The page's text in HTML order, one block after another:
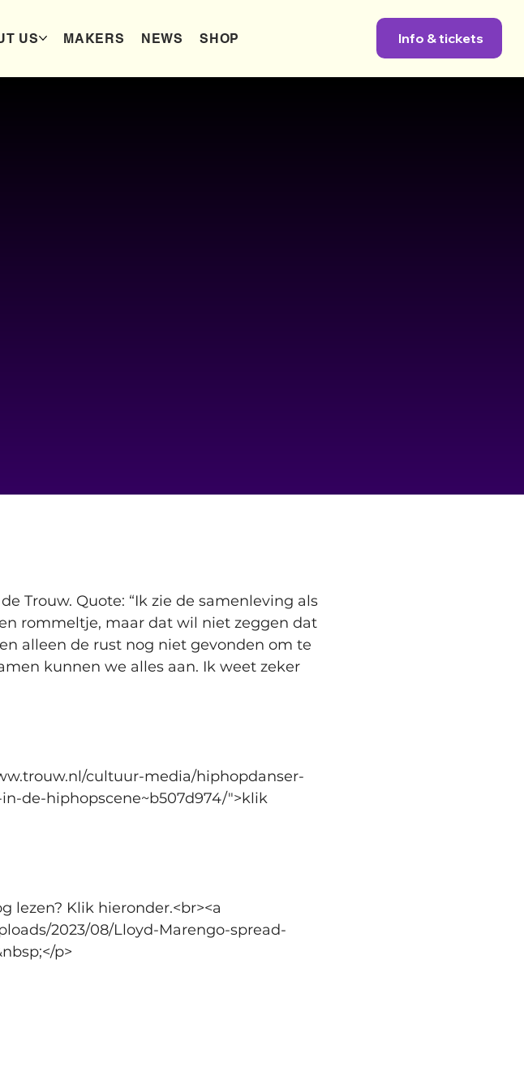
US MAKERS NEWS SHOP Info & tickets
Trouw. Quote: “Ik zie de samenleving als
rommeltje, maar dat wil niet zeggen dat
alleen de rust nog niet gevonden om te
kunnen we alles aan. Ik weet zeker
cultuur-media/hiphopdanser-
de-hiphopscene~b507d974/">klik
lezen? Klik hieronder.<br><a
2023/08/Lloyd-Marengo-spread-
p>